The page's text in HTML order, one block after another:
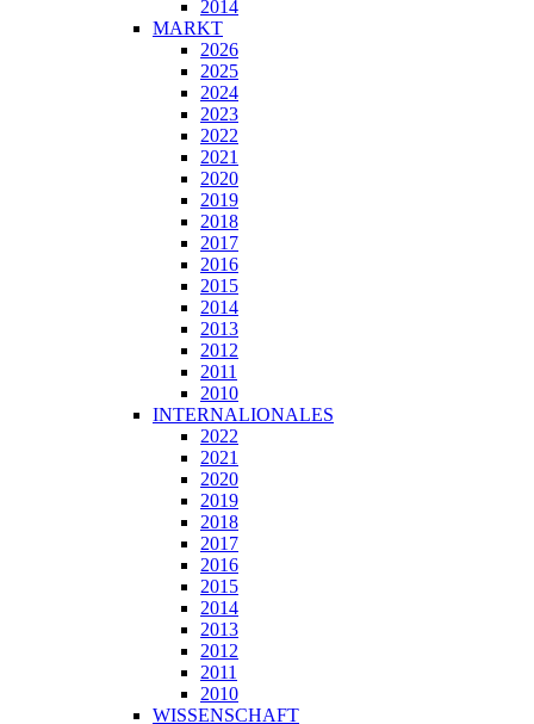
2014
MARKT
2026
2025
2024
2023
2022
2021
2020
2019
2018
2017
2016
2015
2014
2013
2012
2011
2010
INTERNALIONALES
2022
2021
2020
2019
2018
2017
2016
2015
2014
2013
2012
2011
2010
WISSENSCHAFT